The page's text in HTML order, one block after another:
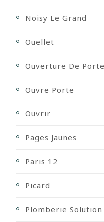
Noisy Le Grand
Ouellet
Ouverture De Porte
Ouvre Porte
Ouvrir
Pages Jaunes
Paris 12
Picard
Plomberie Solution